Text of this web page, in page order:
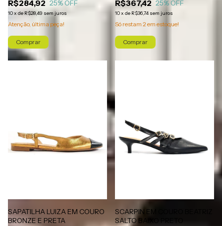
R$284,92 25% OFF
10x de R$28,49 sem juros
Atenção, última peça!
Comprar
R$367,42 25% OFF
10x de R$36,74 sem juros
Só restam 2 em estoque!
Comprar
SAPATILHA LUIZA EM COURO
BRONZE E PRETA
SCARPIN EM COURO BEATRIZ
SALTO BAIXO PRETO